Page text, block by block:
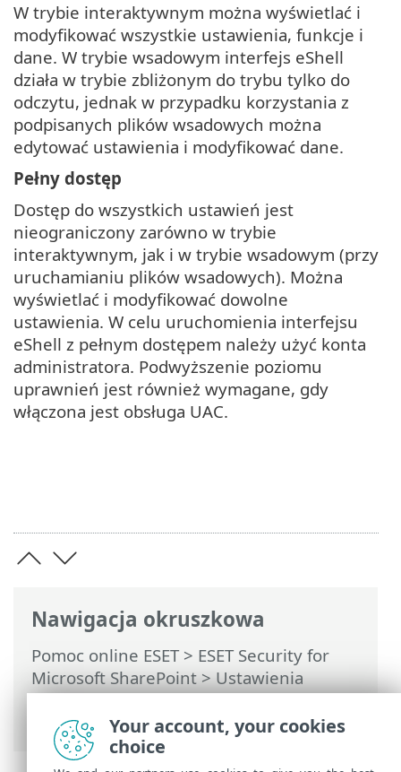
Nawigacja okruszkowa
Pomoc online ESET> ESET Security for
Microsoft SharePoint>Ustawienia
zaawansowane>Interfejs użytkownika>
ESET Shell
W trybie interaktywnym można wyświetlać i
modyfikować wszystkie ustawienia, funkcje i
dane. W trybie wsadowym interfejs eShell
działa w trybie zbliżonym do trybu tylko do
odczytu, jednak w przypadku korzystania z
podpisanych plików wsadowych można
edytować ustawienia i modyfikować dane.
Pełny dostęp
Dostęp do wszystkich ustawień jest
nieograniczony zarówno w trybie
interaktywnym, jak i w trybie wsadowym (przy
uruchamianiu plików wsadowych). Można
wyświetlać i modyfikować dowolne
ustawienia. W celu uruchomienia interfejsu
eShell z pełnym dostępem należy użyć konta
administratora. Podwyższenie poziomu
uprawnień jest również wymagane, gdy
włączona jest obsługa UAC.
Your account, your cookies
choice